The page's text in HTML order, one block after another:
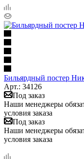
Бильярдный постер
Арт.: 34126
Под заказ
Наши менеджеры
условия заказа
Под заказ
Наши менеджеры
условия заказа